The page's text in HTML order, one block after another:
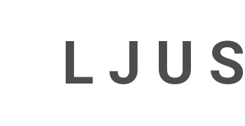
L J U S